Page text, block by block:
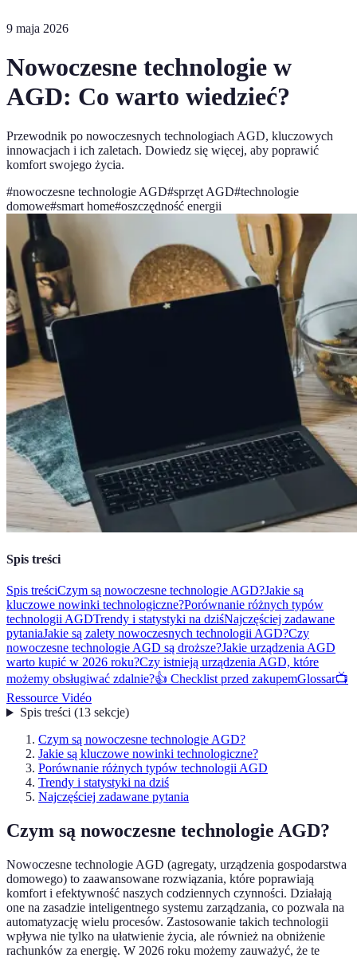
9 maja 2026
Nowoczesne technologie w
AGD: Co warto wiedzieć?
Przewodnik po nowoczesnych technologiach AGD, kluczowych
innowacjach i ich zaletach. Dowiedz się więcej, aby poprawić
komfort swojego życia.
#nowoczesne technologie AGD#sprzęt AGD#technologie
domowe#smart home#oszczędność energii
Spis treści
Spis treściCzym są nowoczesne technologie AGD?Jakie są
kluczowe nowinki technologiczne?Porównanie różnych typów
technologii AGDTrendy i statystyki na dziśNajczęściej zadawane
pytaniaJakie są zalety nowoczesnych technologii AGD?Czy
nowoczesne technologie AGD są droższe?Jakie urządzenia AGD
warto kupić w 2026 roku?Czy istnieją urządzenia AGD, które
możemy obsługiwać zdalnie?👍 Checklist przed zakupemGlossar📺
Ressource Vidéo
Spis treści(13 sekcje)
Czym są nowoczesne technologie AGD?
Jakie są kluczowe nowinki technologiczne?
Porównanie różnych typów technologii AGD
Trendy i statystyki na dziś
Najczęściej zadawane pytania
Czym są nowoczesne technologie AGD?
Nowoczesne technologie AGD (agregaty, urządzenia gospodarstwa
domowego) to zaawansowane rozwiązania, które poprawiają
komfort i efektywność naszych codziennych czynności. Działają
one na zasadzie inteligentnego systemu zarządzania, co pozwala na
automatyzację wielu procesów. Zastosowanie takich technologii
wpływa nie tylko na ułatwienie życia, ale również na obniżenie
rachunków za energię. W 2026 roku możemy zauważyć, że te